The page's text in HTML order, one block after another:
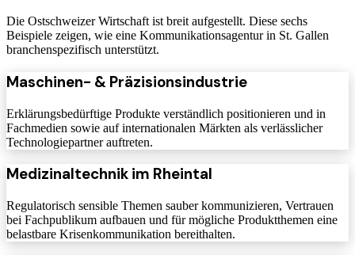
Die Ostschweizer Wirtschaft ist breit aufgestellt. Diese sechs
Beispiele zeigen, wie eine Kommunikationsagentur in St. Gallen
branchenspezifisch unterstützt.
Maschinen- & Präzisionsindustrie
Erklärungsbedürftige Produkte verständlich positionieren und in
Fachmedien sowie auf internationalen Märkten als verlässlicher
Technologiepartner auftreten.
Medizinaltechnik im Rheintal
Regulatorisch sensible Themen sauber kommunizieren, Vertrauen
bei Fachpublikum aufbauen und für mögliche Produktthemen eine
belastbare Krisenkommunikation bereithalten.